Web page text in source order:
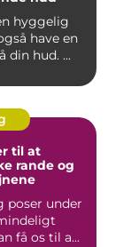
hyggelig
have en
din hud. ...
til at
rande og
poser under
få os til a...